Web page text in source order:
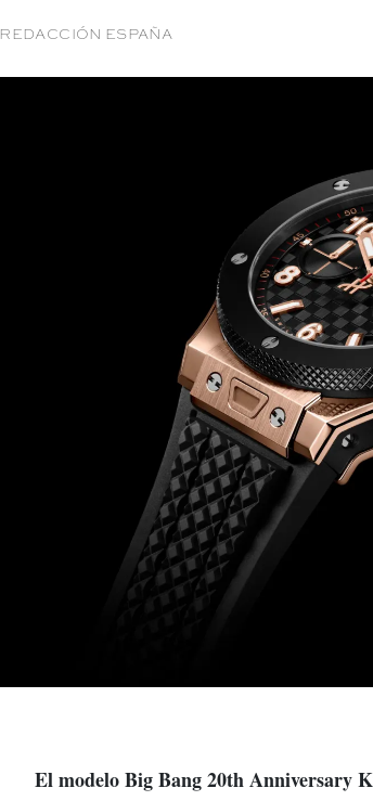
REDACCIÓN ESPAÑA
El modelo Big Bang 20th Anniversary